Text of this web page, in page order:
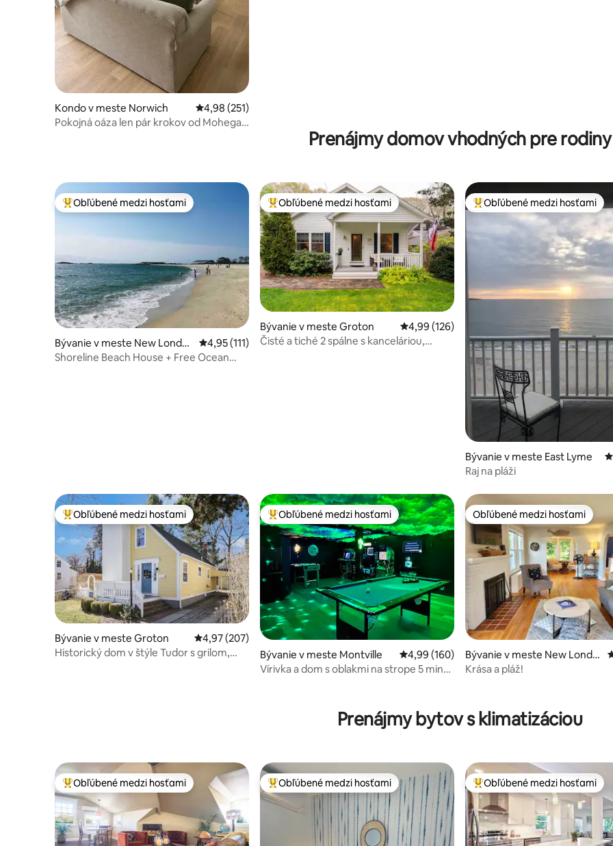
Kondo v meste Norwich Priemerné ohodnotenie 4,98 z 5, počet hodnotení: 251
4,98 (251)
Pokojná oáza len pár krokov od Mohegan
Prenájmy domov vhodných pre rodiny
Najobľúbenejšie medzi hosťami
Obľúbené medzi hosťami
Bývanie v meste New Londo
n
Priemerné ohodnotenie 4,95 z 5, počet hodnotení: 111
4,95 (111)
Shoreline Beach House + Free Ocean
Najobľúbenejšie medzi hosťami
Obľúbené medzi hosťami
Bývanie v meste Groton Priemerné ohodnotenie 4,99 z 5, počet
4,99 (126)
Čisté a tiché 2 spálne s kanceláriou,
Najobľúbenejšie medzi hosťami
Obľúbené medzi hosťami
Bývanie v meste East Lyme
Raj na pláži
Najobľúbenejšie medzi hosťami
Obľúbené medzi hosťami
Bývanie v meste Groton Priemerné ohodnotenie 4,97 z 5, počet hodnotení: 207
4,97 (207)
Historický dom v štýle Tudor s grilom,
Najobľúbenejšie medzi hosťami
Obľúbené medzi hosťami
Bývanie v meste Montville Priemerné ohodnotenie 4,99 z 5, počet
4,99 (160)
Vírivka a dom s oblakmi na strope 5 minút
Obľúbené medzi hosťami
Obľúbené medzi hosťami
Bývanie v meste New Londo
n
Krása a pláž!
Prenájmy bytov s klimatizáciou
Najobľúbenejšie medzi hosťami
Obľúbené medzi hosťami Najobľúbenejšie medzi hosťami
Obľúbené medzi hosťami Najobľúbenejšie medzi hosťami
Obľúbené medzi hosťami